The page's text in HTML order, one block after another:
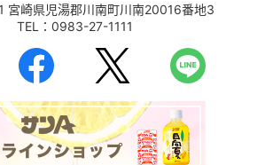
宮崎県児湯郡川南町川南20016番地3
TEL： 0983-27-1111